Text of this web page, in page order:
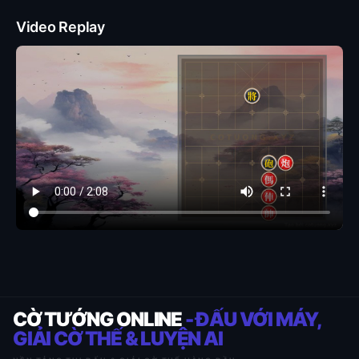
Video Replay
CỜ TƯỚNG ONLINE- ĐẤU VỚI MÁY,
GIẢI CỜ THẾ & LUYỆN AI